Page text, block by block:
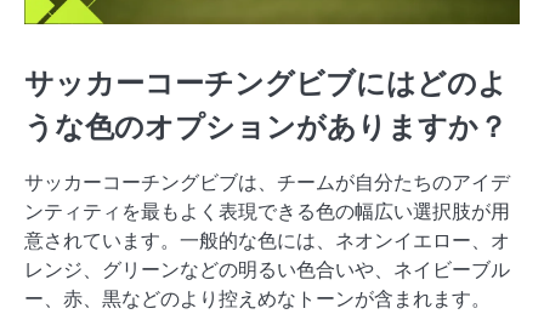
サッカーコーチングビブにはどのよ
うな色のオプションがありますか？
サッカーコーチングビブは、チームが自分たちのアイデ
ンティティを最もよく表現できる色の幅広い選択肢が用
意されています。一般的な色には、ネオンイエロー、オ
レンジ、グリーンなどの明るい色合いや、ネイビーブル
ー、赤、黒などのより控えめなトーンが含まれます。